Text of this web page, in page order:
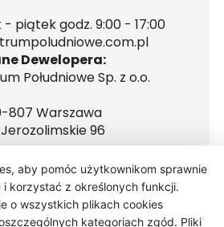
- piątek godz. 9:00 - 17:00
Dewelopera:
Południowe Sp. z o.o.
807 Warszawa
96
5272681560
146223646
aby pomóc użytkownikom sprawnie
i korzystać z określonych funkcji.
o wszystkich plikach cookies
kategoriach zgód. Pliki